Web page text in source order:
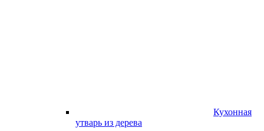
Кухонная
утварь из дерева